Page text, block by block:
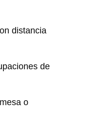
distancia
de
o